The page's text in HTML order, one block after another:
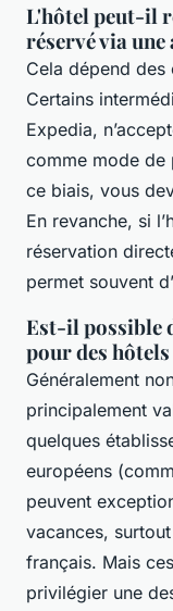
L'hôtel peut-il
réservé via
Cela dépend
Certains
Expedia,
comme mode de
ce biais, vous
En revanche, si
réservation
permet souvent
Est-il possible
pour des
Généralement
principalement
quelques
européens
peuvent
vacances,
français. Mais
privilégier une